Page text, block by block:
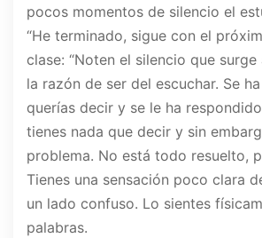
pocos momentos de silencio el
“He terminado, sigue con el
clase: “Noten el silencio que
la razón de ser del escuchar. Se
querías decir y se le ha
tienes nada que decir y sin
problema. No está todo resuelto,
Tienes una sensación poco clara
un lado confuso. Lo sientes
palabras.